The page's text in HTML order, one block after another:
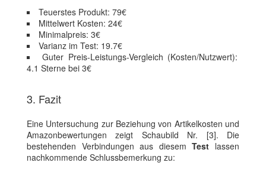
Teuerstes Produkt: 79€
Mittelwert Kosten: 24€
Minimalpreis: 3€
Varianz im Test: 19.7€
Guter Preis-Leistungs-Vergleich (Kosten/Nutzwert):
4.1 Sterne bei 3€
3. Fazit
Eine Untersuchung zur Beziehung von Artikelkosten und
Amazonbewertungen zeigt Schaubild Nr. [3]. Die
bestehenden Verbindungen aus diesemTest lassen
nachkommende Schlussbemerkung zu: